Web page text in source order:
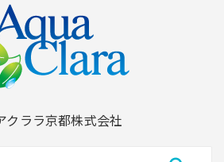
クララ京都株式会社